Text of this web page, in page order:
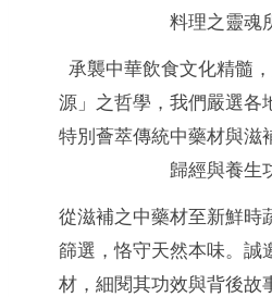
料理之靈魂
承襲中華飲食文化精髓
源」之哲學，我們嚴選各
特別薈萃傳統中藥材與滋
歸經與養生
從滋補之中藥材至新鮮時
篩選，恪守天然本味。誠
材，細閱其功效與背後故